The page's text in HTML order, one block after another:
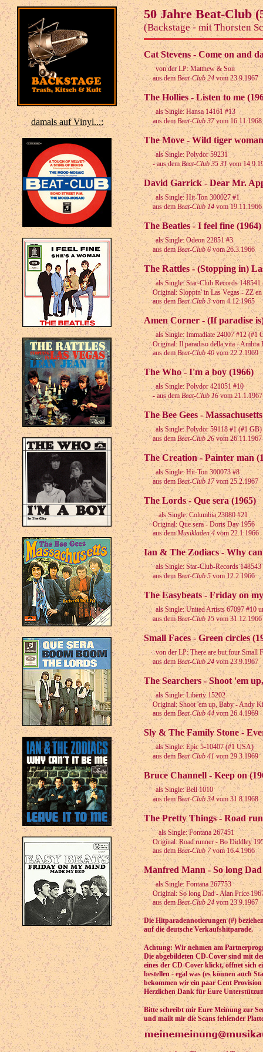
damals auf Vinyl...:
50 Jahre Beat-Club
(Backstage - mit Thorsten
Cat Stevens - Come on and
von der LP: Matthew & Son
aus demBeat-Club 24vom 23.9.1967
The Hollies - Listen to me
als Single: Hansa 14161 #13
aus demBeat-Club 37vom 16.11.1968
The Move - Wild tiger
als Single: Polydor 59231
- aus demBeat-Club 35 31vom
David Garrick - Dear Mr.
als Single: Hit-Ton 300027 #1
aus demBeat-Club 14vom 19.11.1966
The Beatles - I feel fine (1964)
als Single: Odeon 22851 #3
aus demBeat-Club 6vom 26.3.1966
The Rattles - (Stopping in)
als Single: Star-Club Records 148541
Original: Sloppin' in Las Vegas - ZZ en
aus demBeat-Club 3vom 4.12.1965
Amen Corner - (If paradise
als Single: Immadiate 24007 #12 (#1
Original: Il paradiso della vita - Ambra
aus demBeat-Club 40 vom 22.2.1969
The Who - I'm a boy (1966)
als Single: Polydor 421051 #10
- aus demBeat-Club 16vom
The Bee Gees -
als Single: Polydor 59118 #1 (#1 GB)
aus demBeat-Club 26vom 26.11.1967
The Creation - Painter man
als Single: Hit-Ton 300073 #8
aus demBeat-Club 17vom 25.2.1967
The Lords - Que sera (1965)
als Single: Columbia 23080 #21
Original: Que sera - Doris Day 1956
aus demMusikladen 4vom 22.1.1966
Ian & The Zodiacs - Why
als Single: Star-Club-Records 148543
aus demBeat-Club 5vom 12.2.1966
The Easybeats - Friday on
als Single: United Artists 67097 #10
aus demBeat-Club 15vom 31.12.1966
Small Faces - Green circles
von der LP: There are but four Small
aus demBeat-Club 24vom 23.9.1967
The Searchers - Shoot 'em
als Single: Liberty 15202
Original: Shoot 'em up, Baby - Andy
aus demBeat-Club 44vom 26.4.1969
Sly & The Family Stone -
als Single: Epic 5-10407 (#1 USA)
aus demBeat-Club 41 vom 29.3.1969
Bruce Channell - Keep on
als Single: Bell 1010
aus demBeat-Club 34vom 31.8.1968
The Pretty Things - Road
als Single: Fontana 267451
Original: Road runner - Bo Diddley
aus demBeat-Club 7vom 16.4.1966
Manfred Mann - So long Dad
als Single: Fontana 267753
Original: So long Dad - Alan Price
aus demBeat-Club 24vom 23.9.1967
Die Hitparadennotierungen (#)
auf die deutsche Verkaufshitparade.
Achtung: Wir nehmen am
Die abgebildeten CD-Cover sind mit
eines der CD-Cover klickt, öffnet sich
bestellen - egal was (es können auch
bekommen wir ein paar Cent
Herzlichen Dank für Eure
Bitte schreibt mir Eure Meinung zur
und mailt mir die Scans fehlender